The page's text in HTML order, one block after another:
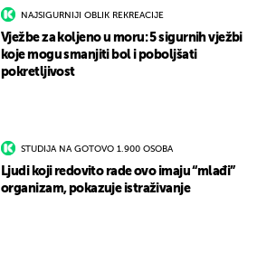
NAJSIGURNIJI OBLIK REKREACIJE
Vježbe za koljeno u moru: 5 sigurnih vježbi
koje mogu smanjiti bol i poboljšati
pokretljivost
STUDIJA NA GOTOVO 1.900 OSOBA
Ljudi koji redovito rade ovo imaju “mlađi”
organizam, pokazuje istraživanje